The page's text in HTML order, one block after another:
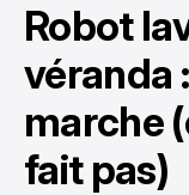
Robot
véranda
marche
fait pas)